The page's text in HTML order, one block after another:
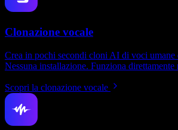
Clonazione vocale
Crea in pochi secondi cloni AI di voci umane
Nessuna installazione. Funziona direttamente
Scopri la clonazione vocale